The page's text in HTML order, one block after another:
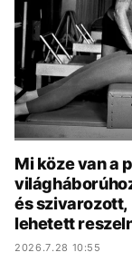
Mi köze van a
és szivarozott,
lehetett
2026.7.28 10:55